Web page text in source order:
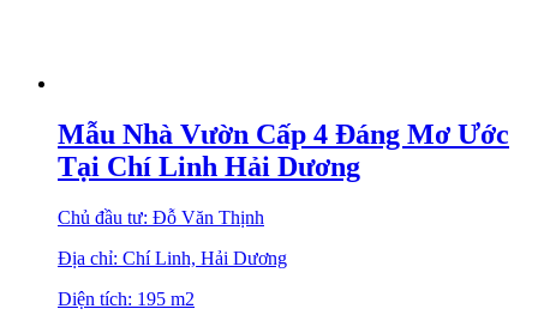
Mẫu Nhà Vườn Cấp 4 Đáng Mơ Ước
Tại Chí Linh Hải Dương
Chủ đầu tư: Đỗ Văn Thịnh
Địa chỉ: Chí Linh, Hải Dương
Diện tích: 195 m2